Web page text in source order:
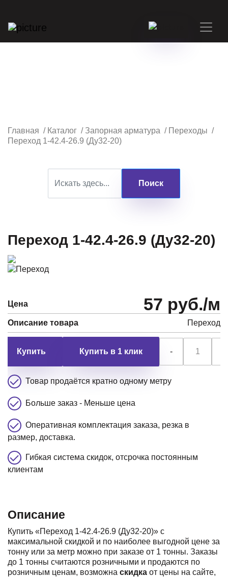
Главная / Каталог / Запорная арматура / Переходы /
Переход 1-42.4-26.9 (Ду32-20)
Поиск
Переход 1-42.4-26.9 (Ду32-20)
Цена 57 руб./м
Описание товара Переход
Купить в 1 клик -
Товар продаётся кратно одному метру
Больше заказ - Меньше цена
Оперативная комплектация заказа, резка в
размер, доставка.
Гибкая система скидок, отсрочка постоянным
клиентам
Описание
Купить «Переход 1-42.4-26.9 (Ду32-20)» с
максимальной скидкой и по наиболее выгодной цене за
тонну или за метр можно при заказе от 1 тонны. Заказы
до 1 тонны считаются розничными и продаются по
розничным ценам, возможна скидка от цены на сайте,